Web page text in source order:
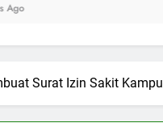
Surat Izin Sakit